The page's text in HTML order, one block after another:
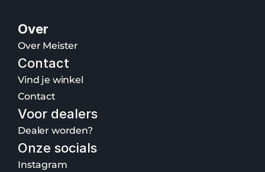
Over
Over Meister
Contact
Vind je winkel
Contact
Voor dealers
Dealer worden?
Onze socials
Instagram